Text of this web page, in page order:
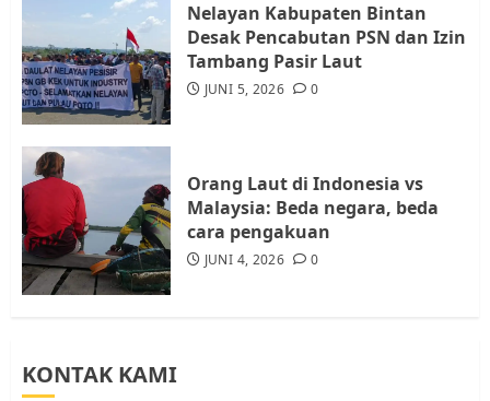
5
Warga Rempang Ajukan
Audiensi dengan Wali Kota
Batam, Soroti Aktivitas yang
Resahkan Warga
Nelayan Kabupaten Bintan
Desak Pencabutan PSN dan Izin
Tambang Pasir Laut
JUNI 5, 2026 0
Orang Laut di Indonesia vs
Malaysia: Beda negara, beda
cara pengakuan
JUNI 4, 2026 0
KONTAK KAMI